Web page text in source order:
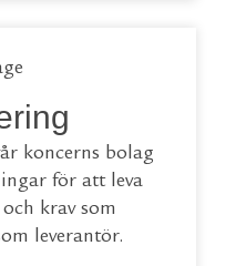
koncerns bolag
för att leva
krav som
leverantör.